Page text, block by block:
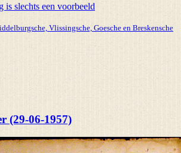
is slechts een voorbeeld
Vlissingsche, Goesche en Breskensche
(29-06-1957)